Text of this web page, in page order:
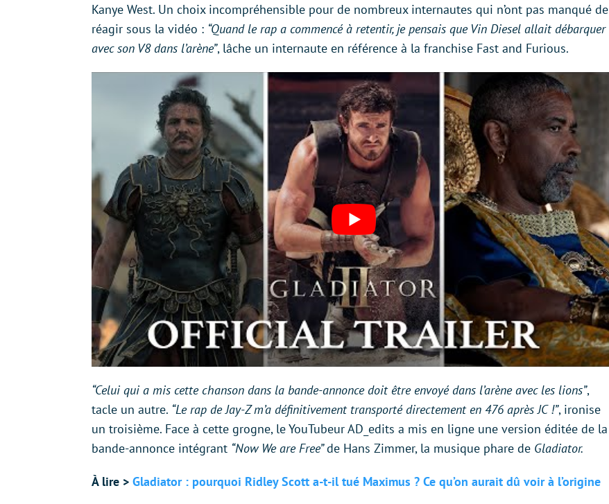
Kanye West. Un choix incompréhensible pour de nombreux internautes qui n’ont pas manqué de
réagir sous la vidéo : “Quand le rap a commencé à retentir, je pensais que Vin Diesel allait débarquer
avec son V8 dans l’arène”, lâche un internaute en référence à la franchise Fast and Furious.
“Celui qui a mis cette chanson dans la bande-annonce doit être envoyé dans l’arène avec les lions”,
tacle un autre. “Le rap de Jay-Z m’a définitivement transporté directement en 476 après JC !”, ironise
un troisième. Face à cette grogne, le YouTubeur AD_edits a mis en ligne une version éditée de la
bande-annonce intégrant “Now We are Free”de Hans Zimmer, la musique phare de Gladiator.
À lire > Gladiator : pourquoi Ridley Scott a-t-il tué Maximus ? Ce qu’on aurait dû voir à l’origine